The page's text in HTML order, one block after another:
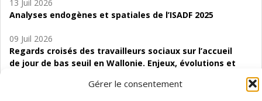
Gérer le consentement
13 Juil 2026
Analyses endogènes et spatiales de l’ISADF 2025
09 Juil 2026
Regards croisés des travailleurs sociaux sur l’accueil
de jour de bas seuil en Wallonie. Enjeux, évolutions et